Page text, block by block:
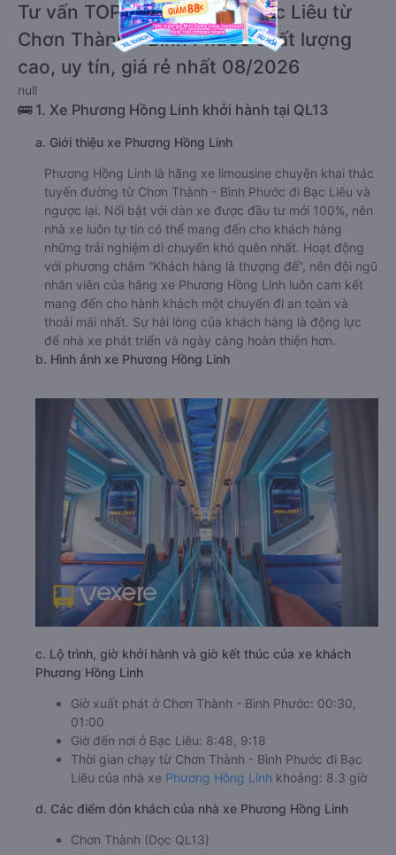
Tư vấn TOP 2 xe khách đi Bạc Liêu từ
Chơn Thành - Bình Phước chất lượng
cao, uy tín, giá rẻ nhất 08/2026
null
🚌 1. Xe Phương Hồng Linh khởi hành tại QL13
a. Giới thiệu xe Phương Hồng Linh
Phương Hồng Linh là hãng xe limousine chuyên khai thác
tuyến đường từ Chơn Thành - Bình Phước đi Bạc Liêu và
ngược lại. Nổi bật với dàn xe được đầu tư mới 100%, nên
nhà xe luôn tự tin có thể mang đến cho khách hàng
những trải nghiệm di chuyển khó quên nhất. Hoạt động
với phương châm “Khách hàng là thượng đế”, nên đội ngũ
nhân viên của hãng xe Phương Hồng Linh luôn cam kết
mang đến cho hành khách một chuyến đi an toàn và
thoải mái nhất. Sự hài lòng của khách hàng là động lực
để nhà xe phát triển và ngày càng hoàn thiện hơn.
b. Hình ảnh xe Phương Hồng Linh
c. Lộ trình, giờ khởi hành và giờ kết thúc của xe khách
Phương Hồng Linh
Giờ xuất phát ở Chơn Thành - Bình Phước: 00:30,
01:00
Giờ đến nơi ở Bạc Liêu: 8:48, 9:18
Thời gian chạy từ Chơn Thành - Bình Phước đi Bạc
Liêu của nhà xe Phương Hồng Linh khoảng: 8.3 giờ
d. Các điểm đón khách của nhà xe Phương Hồng Linh
Chơn Thành (Dọc QL13)